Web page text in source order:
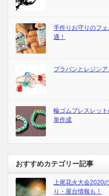
手作りお守りのフ
適！
プラバンとレジン
輪ゴムブレスレッ
単作成
おすすめカテゴリー記事
上尾花火大会2020
り・屋台情報も！